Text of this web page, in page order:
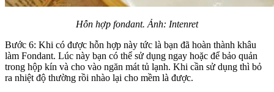
Hỗn hợp fondant. Ảnh: Intenret
Bước 6: Khi có được hỗn hợp này tức là bạn đã hoàn thành khâu
làm Fondant. Lúc này bạn có thể sử dụng ngay hoặc để bảo quản
trong hộp kín và cho vào ngăn mát tủ lạnh. Khi cần sử dụng thì bỏ
ra nhiệt độ thường rồi nhào lại cho mềm là được.